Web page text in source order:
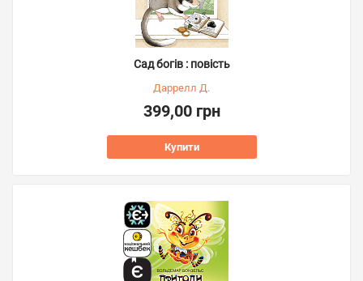
Сад богів : повість
Даррелл Д.
399,00 грн
Купити